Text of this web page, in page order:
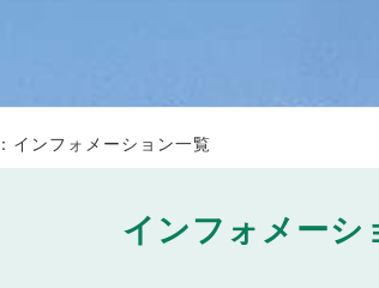
インフォメーション一覧
インフォメーシ